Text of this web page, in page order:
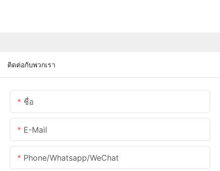
ติดต่อกับพวกเรา
ชื่อ
E-Mail
Phone/Whatsapp/WeChat